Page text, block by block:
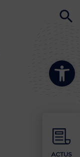
Ouvrir la
ACTUS